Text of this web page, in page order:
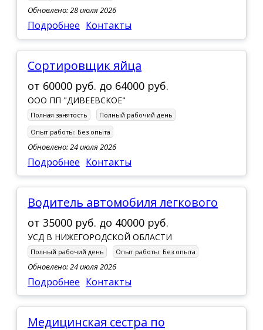
Обновлено: 28 июля 2026
Подробнее Контакты
Сортировщик яйца
от 60000 руб. до 64000 руб.
ООО ПП "ДИВЕЕВСКОЕ"
Полная занятость
Полный рабочий день
Опыт работы: Без опыта
Обновлено: 24 июля 2026
Подробнее Контакты
Водитель автомобиля легкового
от 35000 руб. до 40000 руб.
УСД В НИЖЕГОРОДСКОЙ ОБЛАСТИ
Полный рабочий день Опыт работы: Без опыта
Обновлено: 24 июля 2026
Подробнее Контакты
Медицинская сестра по